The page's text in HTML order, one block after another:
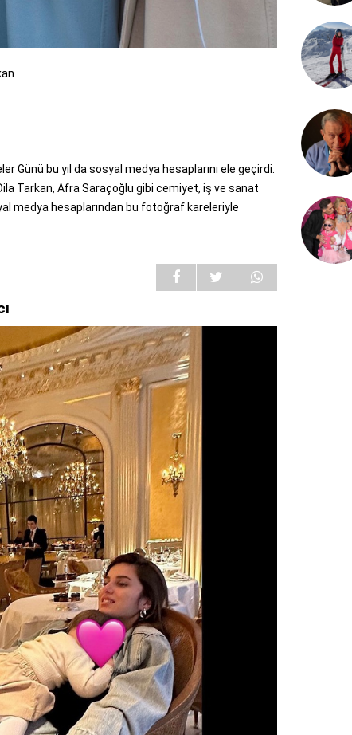
Günü bu yıl da sosyal medya hesaplarını ele geçirdi.
Tarkan, Afra Saraçoğlu gibi cemiyet, iş ve sanat
medya hesaplarından bu fotoğraf kareleriyle